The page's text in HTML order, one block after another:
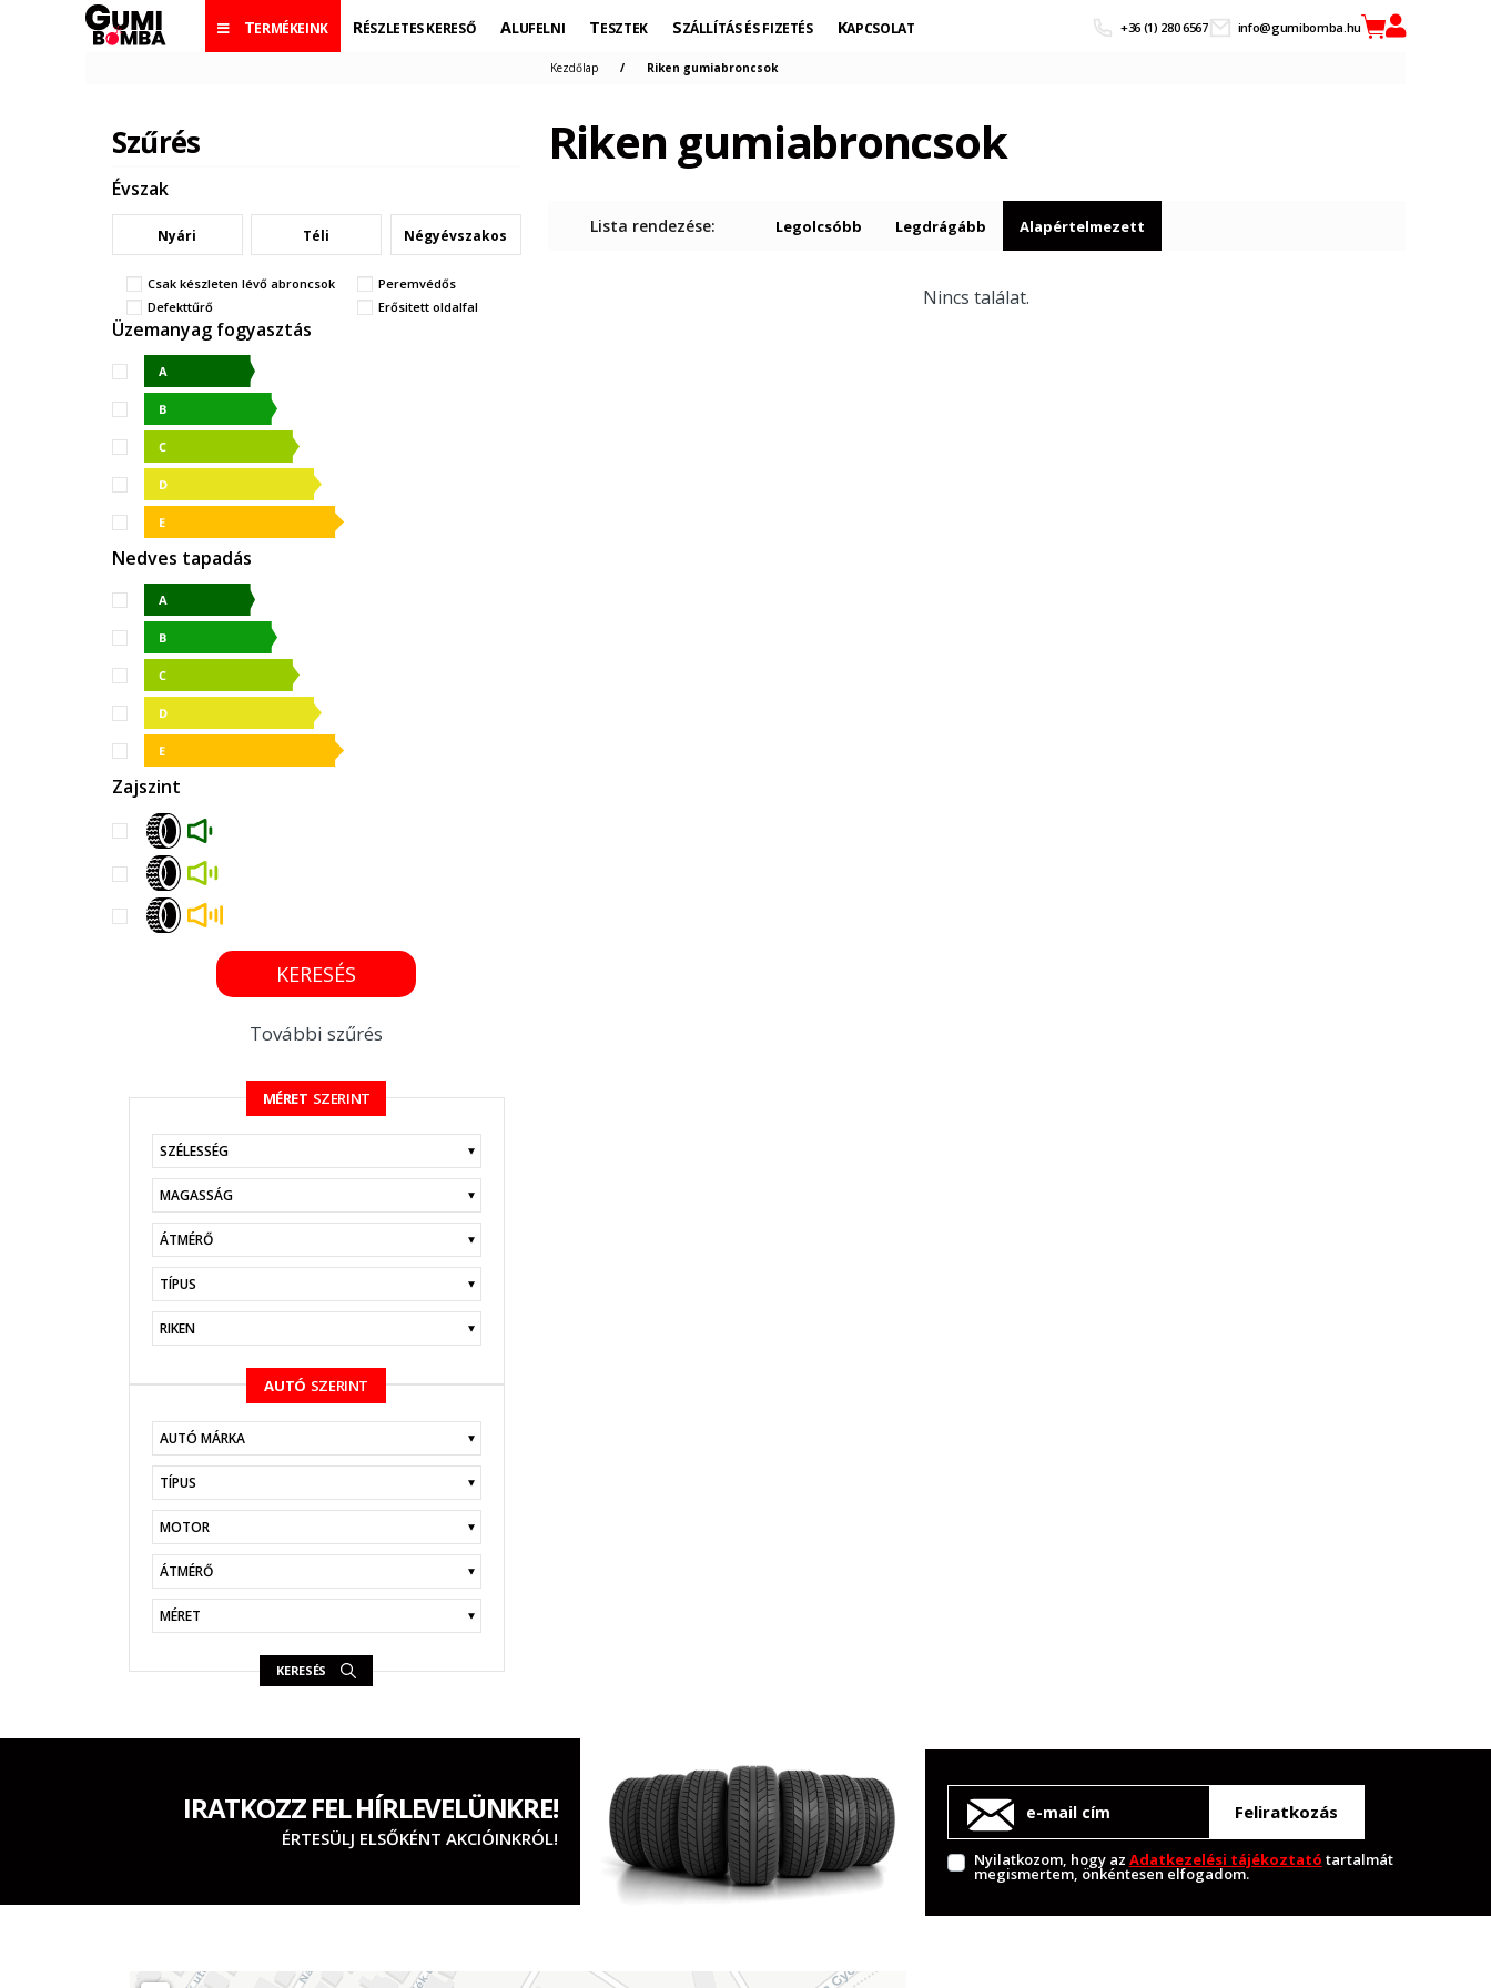
TERMÉKEINK RÉSZLETES KERESŐ ALUFELNI TESZTEK SZÁLLÍTÁS ÉS FIZETÉS KAPCSOLAT +36 (1) 280 6567 info@gumibomba.hu
Szűrés
Évszak
Nyári Téli Négyévszakos
Csak készleten lévő abroncsok
Peremvédős
Defekttűrő
Erősitett oldalfal
Üzemanyag fogyasztás
Nedves tapadás
Zajszint
KERESÉS
További szűrés
MÉRET SZERINT
KERESÉS
AUTÓ SZERINT
KERESÉS
Kezdőlap Riken gumiabroncsok
Riken gumiabroncsok
Lista rendezése: Legolcsóbb Legdrágább Alapértelmezett
Nincs találat.
IRATKOZZ FEL HÍRLEVELÜNKRE!
ÉRTESÜLJ ELSŐKÉNT AKCIÓINKRÓL!
Feliratkozás
Nyilatkozom, hogy az Adatkezelési tájékoztató tartalmát
megismertem, önkéntesen elfogadom.